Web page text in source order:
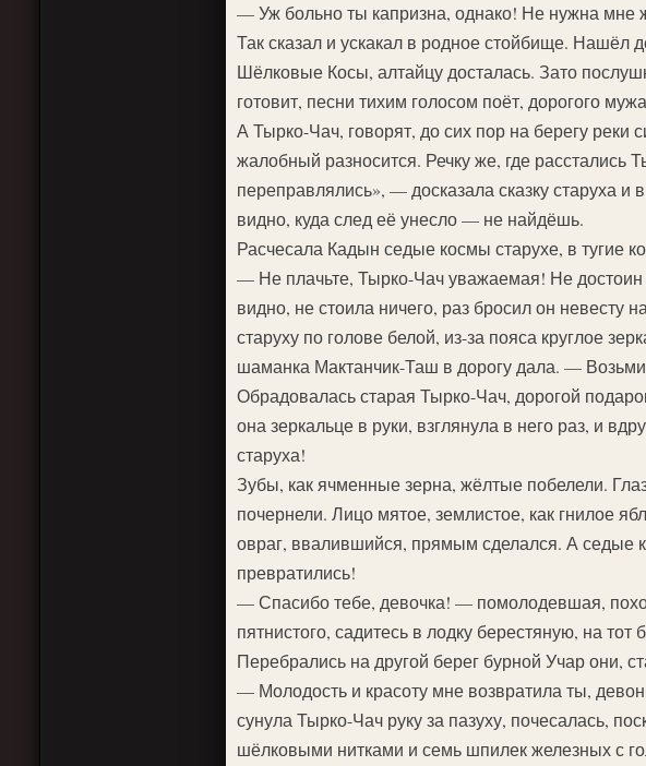
— Уж больно ты капризна, однако! Не нужна мне
Так сказал и ускакал в родное стойбище.
Шёлковые Косы, алтайцу досталась. Зато
готовит, песни тихим голосом поёт, дорогого
А Тырко-Чач, говорят, до сих пор на берегу реки
жалобный разносится. Речку же, где расстались
переправлялись», — досказала сказку старуха
видно, куда след её унесло — не найдёшь.
Расчесала Кадын седые космы старухе, в тугие
— Не плачьте, Тырко-Чач уважаемая! Не
видно, не стоила ничего, раз бросил он
старуху по голове белой, из-за пояса круглое
шаманка Мактанчик-Таш в дорогу дала. —
Обрадовалась старая Тырко-Чач, дорогой
она зеркальце в руки, взглянула в него раз, и
старуха!
Зубы, как ячменные зерна, жёлтые побелели.
почернели. Лицо мятое, землистое, как гнилое
овраг, ввалившийся, прямым сделался. А седые
превратились!
— Спасибо тебе, девочка! — помолодевшая,
пятнистого, садитесь в лодку берестяную, на тот
Перебрались на другой берег бурной Учар они,
— Молодость и красоту мне возвратила ты,
сунула Тырко-Чач руку за пазуху, почесалась,
шёлковыми нитками и семь шпилек железных с